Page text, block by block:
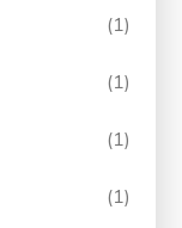
(1)
(1)
(1)
(1)